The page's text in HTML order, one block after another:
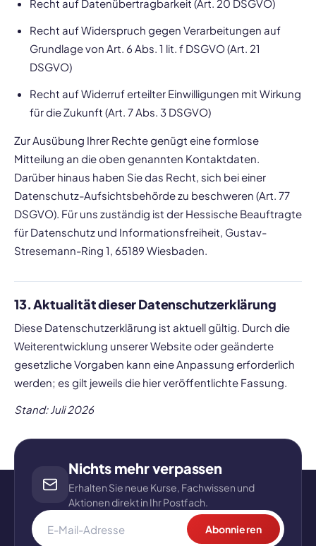
Recht auf Datenübertragbarkeit (Art. 20 DSGVO)
Recht auf Widerspruch gegen Verarbeitungen auf
Grundlage von Art. 6 Abs. 1 lit. f DSGVO (Art. 21
DSGVO)
Recht auf Widerruf erteilter Einwilligungen mit Wirkung
für die Zukunft (Art. 7 Abs. 3 DSGVO)
Zur Ausübung Ihrer Rechte genügt eine formlose
Mitteilung an die oben genannten Kontaktdaten.
Darüber hinaus haben Sie das Recht, sich bei einer
Datenschutz-Aufsichtsbehörde zu beschweren (Art. 77
DSGVO). Für uns zuständig ist der Hessische Beauftragte
für Datenschutz und Informationsfreiheit, Gustav-
Stresemann-Ring 1, 65189 Wiesbaden.
13. Aktualität dieser Datenschutzerklärung
Diese Datenschutzerklärung ist aktuell gültig. Durch die
Weiterentwicklung unserer Website oder geänderte
gesetzliche Vorgaben kann eine Anpassung erforderlich
werden; es gilt jeweils die hier veröffentlichte Fassung.
Stand: Juli 2026
Nichts mehr verpassen
Erhalten Sie neue Kurse, Fachwissen und
Aktionen direkt in Ihr Postfach.
Abonnieren